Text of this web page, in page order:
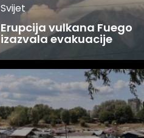
Svijet
Erupcija vulkana Fuego
izazvala evakuacije